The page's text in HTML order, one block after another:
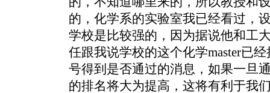
的，化学系的实验室我已经看过，
学校是比较强的，因为据说他和工
任跟我说学校的这个化学master已
号得到是否通过的消息，如果一旦
的排名将大为提高，这将有利于我